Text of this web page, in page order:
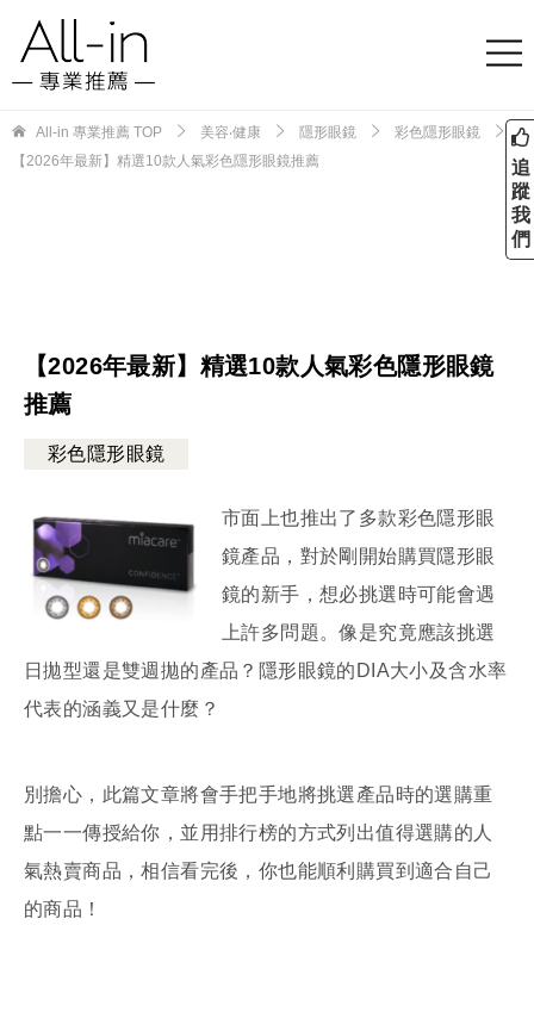
All-in 專業推薦 TOP 美容‧健康 隱形眼鏡
彩色隱形眼鏡
【2026年最新】精選10款人氣彩色隱形眼鏡推薦
【2026年最新】精選10款人氣彩色隱形眼鏡
推薦
彩色隱形眼鏡
市面上也推出了多款彩色隱形眼
鏡產品，對於剛開始購買隱形眼
鏡的新手，想必挑選時可能會遇
上許多問題。像是究竟應該挑選
日拋型還是雙週拋的產品？隱形眼鏡的DIA大小及含水率
代表的涵義又是什麼？
別擔心，此篇文章將會手把手地將挑選產品時的選購重
點一一傳授給你，並用排行榜的方式列出值得選購的人
氣熱賣商品，相信看完後，你也能順利購買到適合自己
的商品！
追
蹤
我
們